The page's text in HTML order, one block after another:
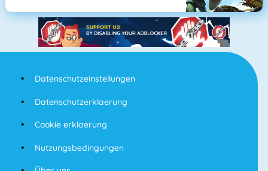
Datenschutzeinstellungen
Datenschutzerklaerung
Cookie erklaerung
Nutzungsbedingungen